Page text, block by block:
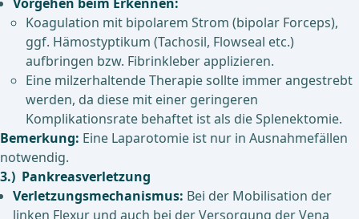
Koagulation mit bipolarem Strom (bipolar Forceps),
ggf. Hämostyptikum (Tachosil, Flowseal etc.)
aufbringen bzw. Fibrinkleber applizieren.
Eine milzerhaltende Therapie sollte immer angestrebt
werden, da diese mit einer geringeren
Komplikationsrate behaftet ist als die Splenektomie.
Bemerkung: Eine Laparotomie ist nur in Ausnahmefällen
notwendig.
3.) Pankreasverletzung
Verletzungsmechanismus: Bei der Mobilisation der
linken Flexur und auch bei der Versorgung der Vena